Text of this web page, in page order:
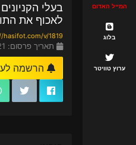
המייל האדום
בלוג
ערוץ טוויטר
בעלי
לאכוף את התו הירוק!
hasifot.com/v/1819
תאריך פרסום: 13.12.2021 06:09
הרשמה